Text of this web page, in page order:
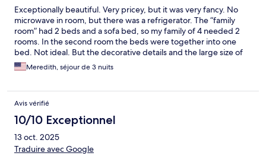
Exceptionally beautiful. Very pricey, but it was very fancy. No
microwave in room, but there was a refrigerator. The “family
room” had 2 beds and a sofa bed, so my family of 4 needed 2
rooms. In the second room the beds were together into one
bed. Not ideal. But the decorative details and the large size of
the room was great. The lack of hotel parking or close by
parking was not great. We parked in a garage down the street.
Meredith, séjour de 3 nuits
Avis vérifié
10/10 Exceptionnel
13 oct. 2025
Traduire avec Google